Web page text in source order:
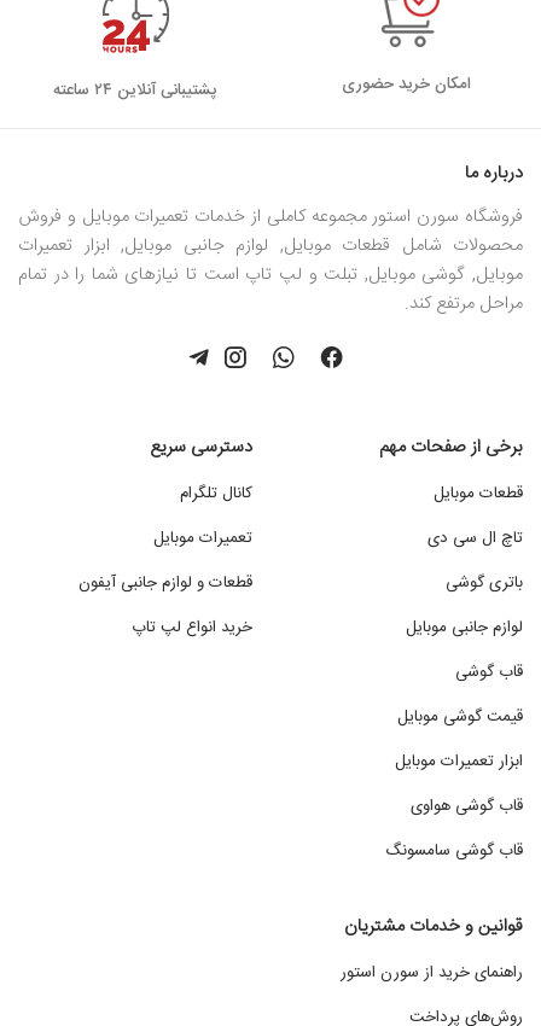
امکان خرید حضوری پشتیبانی آنلاین ۲۴ ساعته
درباره ما
فروشگاه سورن استور مجموعه کاملی از خدمات تعمیرات موبایل و فروش
محصولات شامل قطعات موبایل, لوازم جانبی موبایل, ابزار تعمیرات
موبایل, گوشی موبایل, تبلت و لپ تاپ است تا نیازهای شما را در تمام
مراحل مرتفع کند.
برخی از صفحات مهم
قطعات موبایل
تاچ ال سی دی
باتری گوشی
لوازم جانبی موبایل
قاب گوشی
قیمت گوشی موبایل
ابزار تعمیرات موبایل
قاب گوشی هواوی
قاب گوشی سامسونگ
دسترسی سریع
کانال تلگرام
تعمیرات موبایل
قطعات و لوازم جانبی آیفون
خرید انواع لپ تاپ
قوانین و خدمات مشتریان
راهنمای خرید از سورن استور
روش‌های پرداخت